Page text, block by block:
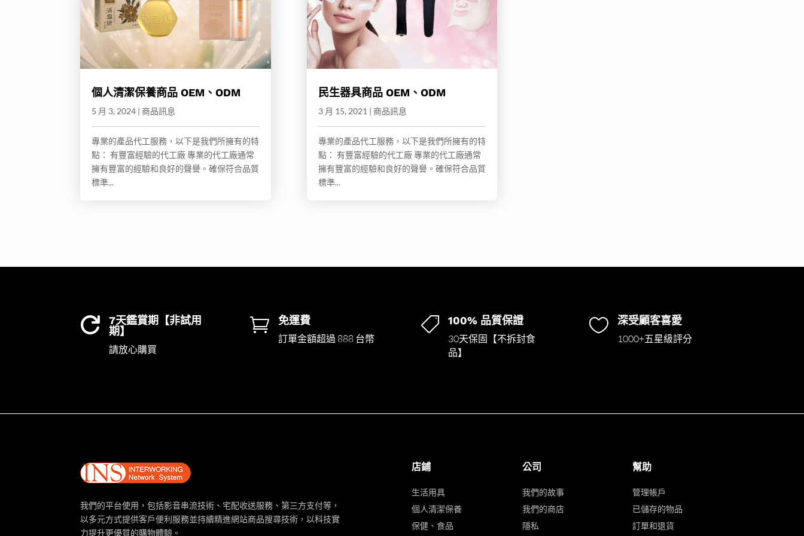
個人清潔保養商品 OEM、ODM
5 月 3, 2024 商品訊息
專業的產品代工服務，以下是我們所擁有的特
點： 有豐富經驗的代工廠 專業的代工廠通常
擁有豐富的經驗和良好的聲譽。確保符合品質
標準...
民生器具商品 OEM、ODM
3 月 15, 2021| 商品訊息
專業的產品代工服務，以下是我們所擁有的特
點： 有豐富經驗的代工廠 專業的代工廠通常
擁有豐富的經驗和良好的聲譽。確保符合品質
標準...

7天鑑賞期【非試用
期】
請放心購買
 免運費
訂單金額超過 888 台幣
 100% 品質保證
30天保固【不拆封食
品】
 深受顧客喜愛
1000+五星級評分
我們的平台使用，包括影音串流技術、宅配收送服務、第三方支付等，
以多元方式提供客戶便利服務並持續精進網站商品搜尋技術，以科技實
力提升更優質的購物體驗。
店鋪
生活用具
個人清潔保養
保健、食品
公司
我們的故事
我們的商店
隱私
幫助
管理帳戶
已儲存的物品
訂單和退貨